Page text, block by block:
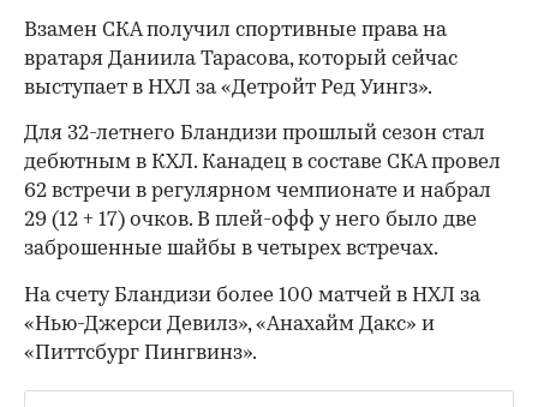
Взамен СКА получил спортивные права на
вратаря Даниила Тарасова, который сейчас
выступает в НХЛ за «Детройт Ред Уингз».
Для 32-летнего Бландизи прошлый сезон стал
дебютным в КХЛ. Канадец в составе СКА провел
62 встречи в регулярном чемпионате и набрал
29 (12 + 17) очков. В плей-офф у него было две
заброшенные шайбы в четырех встречах.
На счету Бландизи более 100 матчей в НХЛ за
«Нью-Джерси Девилз», «Анахайм Дакс» и
«Питтсбург Пингвинз».